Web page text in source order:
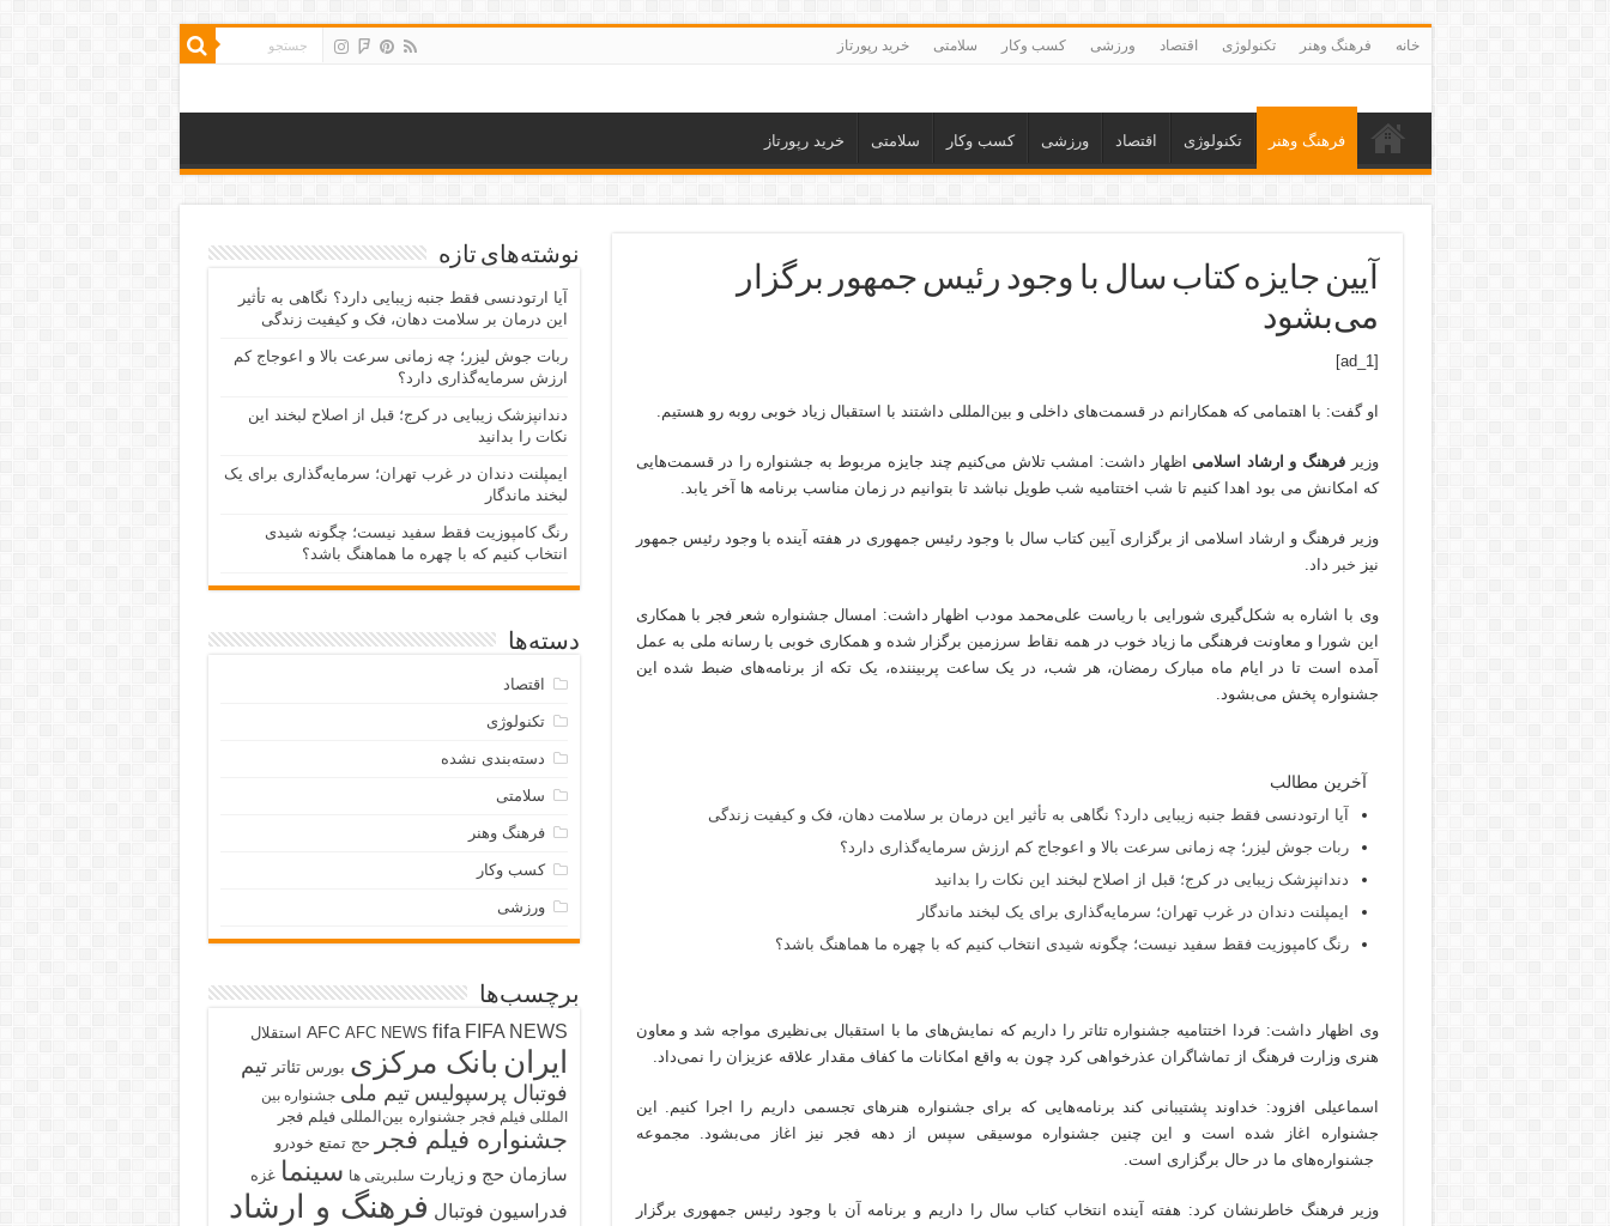
خانه فرهنگ وهنر تکنولوژی اقتصاد ورزشی کسب وکار سلامتی خرید رپورتاز
فرهنگ وهنر تکنولوژی اقتصاد ورزشی کسب وکار سلامتی خرید رپورتاز
آیین جایزه کتاب سال با وجود رئیس جمهور برگزار
می‌بشود
[ad_1]
او گفت: با اهتمامی که همکارانم در قسمت‌های داخلی و بین‌المللی داشتند با استقبال زیاد خوبی روبه رو هستیم.
وزیرفرهنگ و ارشاد اسلامیاظهار داشت: امشب تلاش می‌کنیم چند جایزه مربوط به جشنواره را در قسمت‌هایی
که امکانش می بود اهدا کنیم تا شب اختتامیه شب طویل نباشد تا بتوانیم در زمان مناسب برنامه ها آخر یابد.
وزیر فرهنگ و ارشاد اسلامی از برگزاری آیین کتاب سال با وجود رئیس جمهوری در هفته آینده با وجود رئیس جمهور
نیز خبر داد.
وی با اشاره به شکل‌گیری شورایی با ریاست علی‌محمد مودب اظهار داشت: امسال جشنواره شعر فجر با همکاری
این شورا و معاونت فرهنگی ما زیاد خوب در همه نقاط سرزمین برگزار شده و همکاری خوبی با رسانه ملی به عمل
آمده است تا در ایام ماه مبارک رمضان، هر شب، در یک ساعت پربیننده، یک تکه از برنامه‌های ضبط شده این
جشنواره پخش می‌بشود.
آخرین مطالب
آیا ارتودنسی فقط جنبه زیبایی دارد؟ نگاهی به تأثیر این درمان بر سلامت دهان، فک و کیفیت زندگی
ربات جوش لیزر؛ چه زمانی سرعت بالا و اعوجاج کم ارزش سرمایه‌گذاری دارد؟
دندانپزشک زیبایی در کرج؛ قبل از اصلاح لبخند این نکات را بدانید
ایمپلنت دندان در غرب تهران؛ سرمایه‌گذاری برای یک لبخند ماندگار
رنگ کامپوزیت فقط سفید نیست؛ چگونه شیدی انتخاب کنیم که با چهره ما هماهنگ باشد؟
وی اظهار داشت: فردا اختتامیه جشنواره تئاتر را داریم که نمایش‌های ما با استقبال بی‌نظیری مواجه شد و معاون
هنری وزارت فرهنگ از تماشاگران عذرخواهی کرد چون به واقع امکانات ما کفاف مقدار علاقه عزیزان را نمی‌داد.
اسماعیلی افزود: خداوند پشتیبانی کند برنامه‌هایی که برای جشنواره هنرهای تجسمی داریم را اجرا کنیم. این
جشنواره اغاز شده است و این چنین جشنواره موسیقی سپس از دهه فجر نیز اغاز می‌بشود. مجموعه
جشنواره‌های ما در حال برگزاری است.
وزیر فرهنگ خاطرنشان کرد: هفته آینده انتخاب کتاب سال را داریم و برنامه آن با وجود رئیس جمهوری برگزار
نوشته‌های تازه
آیا ارتودنسی فقط جنبه زیبایی دارد؟ نگاهی به تأثیر
این درمان بر سلامت دهان، فک و کیفیت زندگی
ربات جوش لیزر؛ چه زمانی سرعت بالا و اعوجاج کم
ارزش سرمایه‌گذاری دارد؟
دندانپزشک زیبایی در کرج؛ قبل از اصلاح لبخند این
نکات را بدانید
ایمپلنت دندان در غرب تهران؛ سرمایه‌گذاری برای یک
لبخند ماندگار
رنگ کامپوزیت فقط سفید نیست؛ چگونه شیدی
انتخاب کنیم که با چهره ما هماهنگ باشد؟
دسته‌ها
اقتصاد
تکنولوژی
دسته‌بندی نشده
سلامتی
فرهنگ وهنر
کسب وکار
ورزشی
برچسب‌ها
AFC AFC NEWS fifa FIFA NEWS استقلال
ایران بانک مرکزی بورس تئاتر تیم
فوتبال پرسپولیس تیم ملی جشنواره بین
المللی فیلم فجر جشنواره بین‌المللی فیلم فجر
جشنواره فیلم فجر حج تمتع خودرو
سازمان حج و زیارت سلبریتی ها سینما غزه
فدراسیون فوتبال فرهنگ و ارشاد